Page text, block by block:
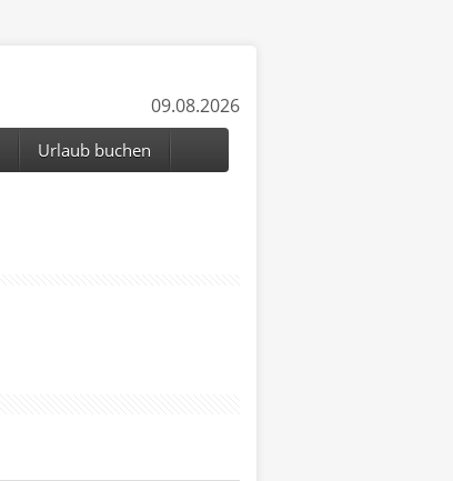
09.08.2026
Urlaub buchen